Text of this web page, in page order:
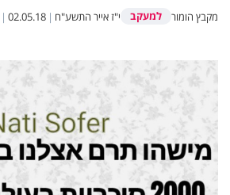
מקבץ הומור למעקב י"ז אייר התשע"ח |
02.05.18
|